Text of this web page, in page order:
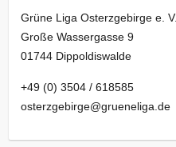
Grüne Liga Osterzgebirge e. V.
Große Wassergasse 9
01744 Dippoldiswalde
+49 (0) 3504 / 618585
osterzgebirge@grueneliga.de